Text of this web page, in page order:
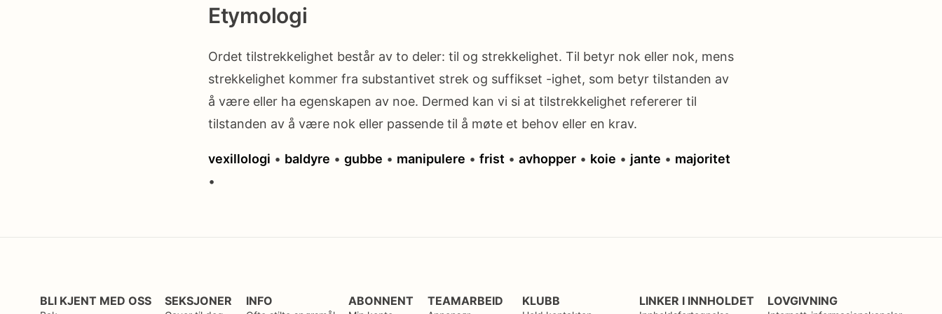
Etymologi
Ordet tilstrekkelighet består av to deler: til og strekkelighet. Til betyr nok eller nok, mens
strekkelighet kommer fra substantivet strek og suffikset -ighet, som betyr tilstanden av
å være eller ha egenskapen av noe. Dermed kan vi si at tilstrekkelighet refererer til
tilstanden av å være nok eller passende til å møte et behov eller en krav.
vexillologi • baldyre • gubbe • manipulere • frist • avhopper • koie • jante • majoritet
•
BLI KJENT MED OSS SEKSJONER INFO ABONNENT TEAMARBEID KLUBB LINKER I INNHOLDET LOVGIVNING